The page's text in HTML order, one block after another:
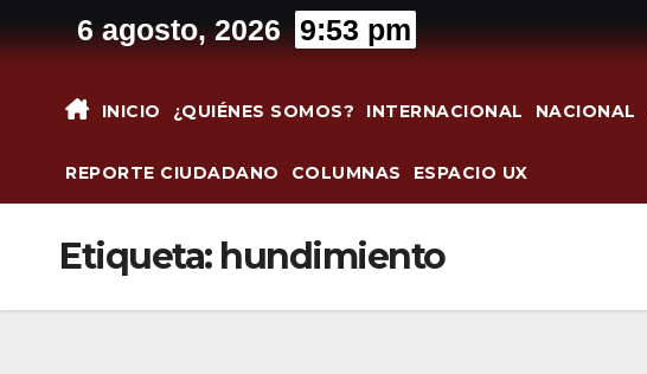
al
6 agosto, 2026 9:53 pm
INICIO ¿QUIÉNES SOMOS? INTERNACIONAL NACIONAL
REPORTE CIUDADANO COLUMNAS ESPACIO UX
Etiqueta: hundimiento